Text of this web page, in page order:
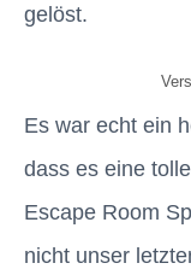
gelöst.
Es war echt ein
dass es eine
Escape Room
nicht unser